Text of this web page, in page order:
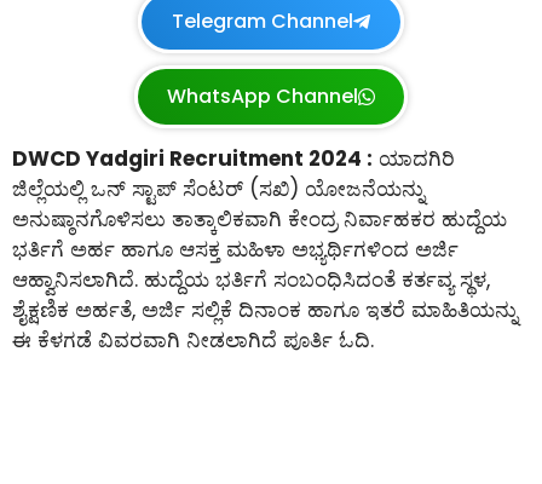
Telegram Channel
WhatsApp Channel
DWCD Yadgiri Recruitment 2024 : ಯಾದಗಿರಿ
ಜಿಲ್ಲೆಯಲ್ಲಿ ಒನ್ ಸ್ಟಾಪ್ ಸೆಂಟರ್ (ಸಖಿ) ಯೋಜನೆಯನ್ನು
ಅನುಷ್ಠಾನಗೊಳಿಸಲು ತಾತ್ಕಾಲಿಕವಾಗಿ ಕೇಂದ್ರ ನಿರ್ವಾಹಕರ ಹುದ್ದೆಯ
ಭರ್ತಿಗೆ ಅರ್ಹ ಹಾಗೂ ಆಸಕ್ತ ಮಹಿಳಾ ಅಭ್ಯರ್ಥಿಗಳಿಂದ ಅರ್ಜಿ
ಆಹ್ವಾನಿಸಲಾಗಿದೆ. ಹುದ್ದೆಯ ಭರ್ತಿಗೆ ಸಂಬಂಧಿಸಿದಂತೆ ಕರ್ತವ್ಯ ಸ್ಥಳ,
ಶೈಕ್ಷಣಿಕ ಅರ್ಹತೆ, ಅರ್ಜಿ ಸಲ್ಲಿಕೆ ದಿನಾಂಕ ಹಾಗೂ ಇತರೆ ಮಾಹಿತಿಯನ್ನು
ಈ ಕೆಳಗಡೆ ವಿವರವಾಗಿ ನೀಡಲಾಗಿದೆ ಪೂರ್ತಿ ಓದಿ.